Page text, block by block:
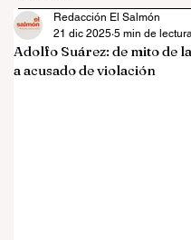
Adolfo Suárez: de mito de
a acusado de violación
Redacción El Salmón
21 dic 2025 5 min de